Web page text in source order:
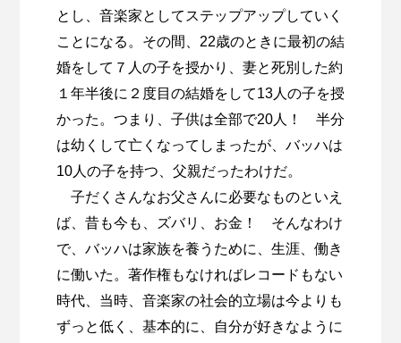
とし、音楽家としてステップアップしていく
ことになる。その間、22歳のときに最初の結
婚をして７人の子を授かり、妻と死別した約
１年半後に２度目の結婚をして13人の子を授
かった。つまり、子供は全部で20人！ 半分
は幼くして亡くなってしまったが、バッハは
10人の子を持つ、父親だったわけだ。
子だくさんなお父さんに必要なものといえ
ば、昔も今も、ズバリ、お金！ そんなわけ
で、バッハは家族を養うために、生涯、働き
に働いた。著作権もなければレコードもない
時代、当時、音楽家の社会的立場は今よりも
ずっと低く、基本的に、自分が好きなように